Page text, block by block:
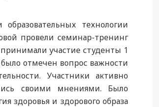
технологии
провели семинар-тренинг
участие студенты 1
отмечен вопрос важности
Участники активно
своими мнениями. Было
здоровья и здорового образа